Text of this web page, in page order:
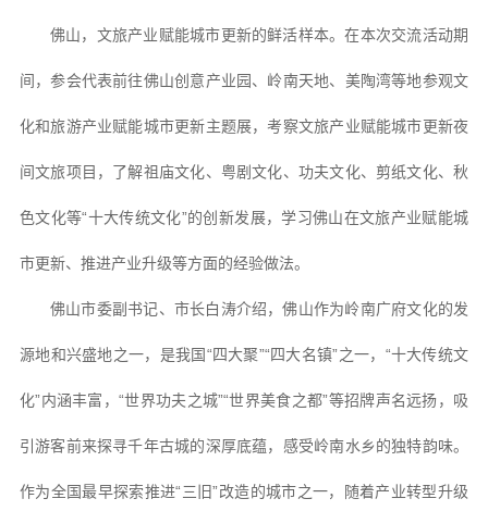
佛山，文旅产业赋能城市更新的鲜活样本。在本次交流活动期
间，参会代表前往佛山创意产业园、岭南天地、美陶湾等地参观文
化和旅游产业赋能城市更新主题展，考察文旅产业赋能城市更新夜
间文旅项目，了解祖庙文化、粤剧文化、功夫文化、剪纸文化、秋
色文化等“十大传统文化”的创新发展，学习佛山在文旅产业赋能城
市更新、推进产业升级等方面的经验做法。
佛山市委副书记、市长白涛介绍，佛山作为岭南广府文化的发
源地和兴盛地之一，是我国“四大聚”“四大名镇”之一，“十大传统文
化”内涵丰富，“世界功夫之城”“世界美食之都”等招牌声名远扬，吸
引游客前来探寻千年古城的深厚底蕴，感受岭南水乡的独特韵味。
作为全国最早探索推进“三旧”改造的城市之一，随着产业转型升级